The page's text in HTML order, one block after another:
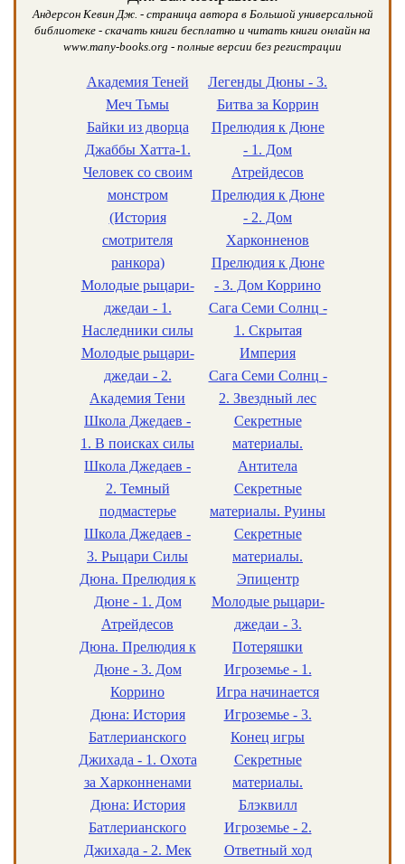
Андерсон Кевин Дж. - страница автора в Большой универсальной
библиотеке - скачать книги бесплатно и читать книги онлайн на
www.many-books.org - полные версии без регистрации
Академия Теней
Меч Тьмы
Байки из дворца
Джаббы Хатта-1.
Человек со своим
монстром
(История
смотрителя
ранкора)
Молодые рыцари-
джедаи - 1.
Наследники силы
Молодые рыцари-
джедаи - 2.
Академия Тени
Школа Джедаев -
1. В поисках силы
Школа Джедаев -
2. Темный
подмастерье
Школа Джедаев -
3. Рыцари Силы
Дюна. Прелюдия к
Дюне - 1. Дом
Атрейдесов
Дюна. Прелюдия к
Дюне - 3. Дом
Коррино
Дюна: История
Батлерианского
Джихада - 1. Охота
за Харконненами
Дюна: История
Батлерианского
Джихада - 2. Мек
Легенды Дюны - 3.
Битва за Коррин
Прелюдия к Дюне
- 1. Дом
Атрейдесов
Прелюдия к Дюне
- 2. Дом
Харконненов
Прелюдия к Дюне
- 3. Дом Коррино
Сага Семи Солнц -
1. Скрытая
Империя
Сага Семи Солнц -
2. Звездный лес
Секретные
материалы.
Антитела
Секретные
материалы. Руины
Секретные
материалы.
Эпицентр
Молодые рыцари-
джедаи - 3.
Потеряшки
Игроземье - 1.
Игра начинается
Игроземье - 3.
Конец игры
Секретные
материалы.
Блэквилл
Игроземье - 2.
Ответный ход